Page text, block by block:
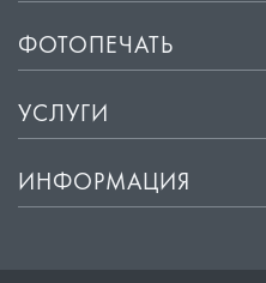
ФОТОПЕЧАТЬ
УСЛУГИ
ИНФОРМАЦИЯ